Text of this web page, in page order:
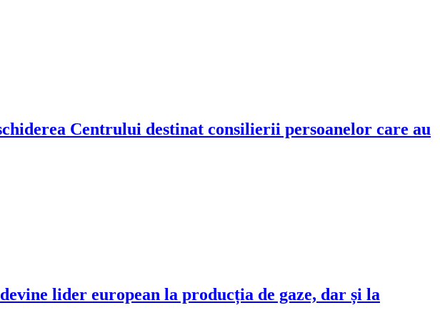
Centrului destinat consilierii persoanelor care au
lider european la producția de gaze, dar și la